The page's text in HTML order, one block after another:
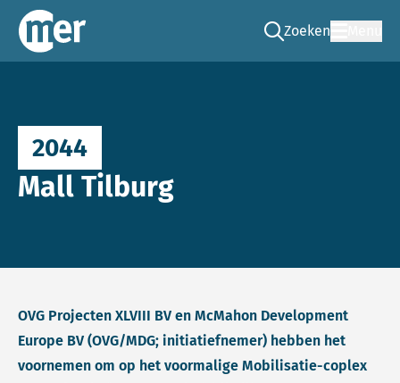
Commissie mer
Zoeken
Ga naar de zoek
2044
Mall Tilburg
OVG Projecten XLVIII BV en McMahon Development
Europe BV (OVG/MDG; initiatiefnemer) hebben het
voornemen om op het voormalige Mobilisatie-coplex